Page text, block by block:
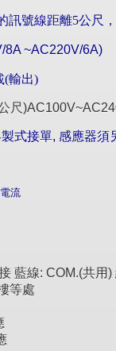
訊號線距離5公尺 ，
8A ~AC220V/6A)
(輸出)
尺
式接單, 感應器須
流
藍線: COM.(共用
等處